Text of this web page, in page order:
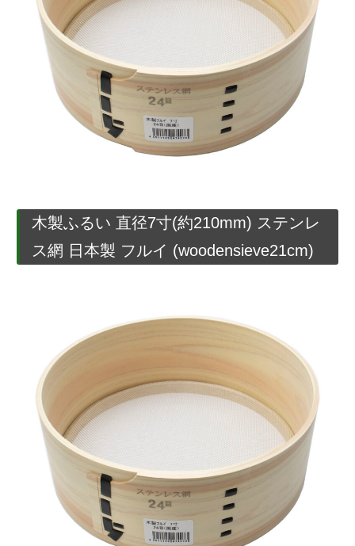
木製ふるい 直径7寸(約210mm) ステンレ
ス網 日本製 フルイ (woodensieve21cm)